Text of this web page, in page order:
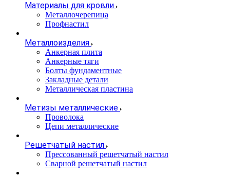
Материалы для кровли
Металлочерепица
Профнастил
Металлоизделия
Анкерная плита
Анкерные тяги
Болты фундаментные
Закладные детали
Металлическая пластина
Метизы металлические
Проволока
Цепи металлические
Решетчатый настил
Прессованный решетчатый настил
Сварной решетчатый настил